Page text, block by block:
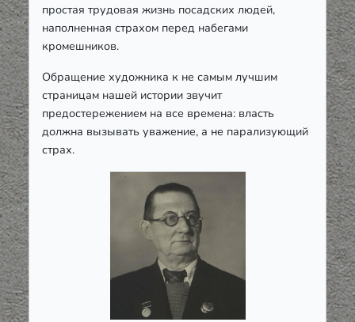
простая трудовая жизнь посадских людей,
наполненная страхом перед набегами
кромешников.
Обращение художника к не самым лучшим
страницам нашей истории звучит
предостережением на все времена: власть
должна вызывать уважение, а не парализующий
страх.